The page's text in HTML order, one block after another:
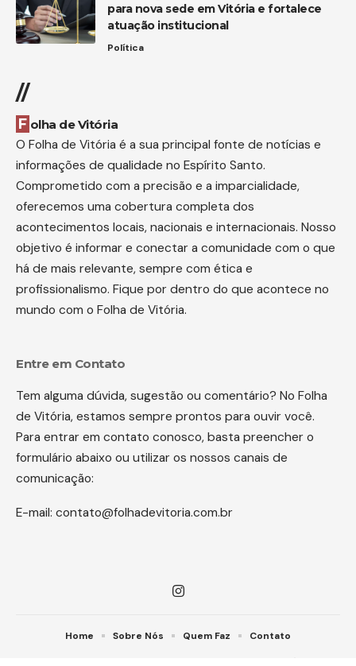
para nova sede em Vitória e fortalece
atuação institucional
Política
//
Folha de Vitória
O Folha de Vitória é a sua principal fonte de notícias e
informações de qualidade no Espírito Santo.
Comprometido com a precisão e a imparcialidade,
oferecemos uma cobertura completa dos
acontecimentos locais, nacionais e internacionais. Nosso
objetivo é informar e conectar a comunidade com o que
há de mais relevante, sempre com ética e
profissionalismo. Fique por dentro do que acontece no
mundo com o Folha de Vitória.
Entre em Contato
Tem alguma dúvida, sugestão ou comentário? No Folha
de Vitória, estamos sempre prontos para ouvir você.
Para entrar em contato conosco, basta preencher o
formulário abaixo ou utilizar os nossos canais de
comunicação:
E-mail: contato@folhadevitoria.com.br
Home Sobre Nós Quem Faz Contato